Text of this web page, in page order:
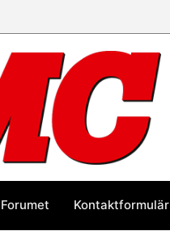
Forumet Kontaktformulär